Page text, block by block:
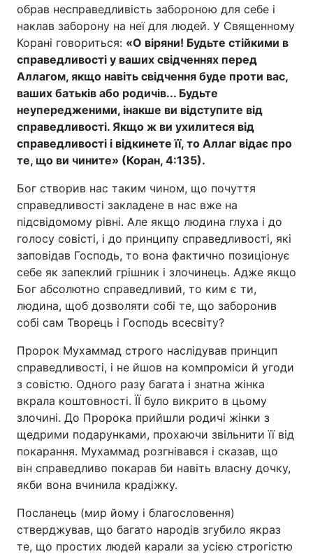
обрав несправедливість забороною для себе і
наклав заборону на неї для людей. У Священному
Корані говориться: «О віряни! Будьте стійкими в
справедливості у ваших свідченнях перед
Аллагом, якщо навіть свідчення буде проти вас,
ваших батьків або родичів... Будьте
неупередженими, інакше ви відступите від
справедливості. Якщо ж ви ухилитеся від
справедливості і відкинете її, то Аллаг відає про
те, що ви чините» (Коран, 4:135).
Бог створив нас таким чином, що почуття
справедливості закладене в нас вже на
підсвідомому рівні. Але якщо людина глуха і до
голосу совісті, і до принципу справедливості, які
заповідав Господь, то вона фактично позиціонує
себе як запеклий грішник і злочинець. Адже якщо
Бог абсолютно справедливий, то ким є ти,
людина, щоб дозволяти собі те, що заборонив
собі сам Творець і Господь всесвіту?
Пророк Мухаммад строго наслідував принцип
справедливості, і не йшов на компроміси й угоди
з совістю. Одного разу багата і знатна жінка
вкрала коштовності. ЇЇ було викрито в цьому
злочині. До Пророка прийшли родичі жінки з
щедрими подарунками, прохаючи звільнити її від
покарання. Мухаммад розгнівався і сказав, що
він справедливо покарав би навіть власну дочку,
якби вона вчинила крадіжку.
Посланець (мир йому і благословення)
стверджував, що багато народів згубило якраз
те, що простих людей карали за усією строгістю